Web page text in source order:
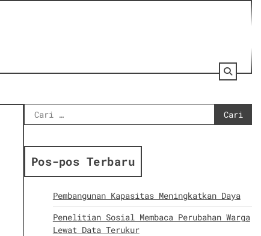
Cari
untuk:
Pos-pos Terbaru
Pembangunan Kapasitas Meningkatkan Daya
Penelitian Sosial Membaca Perubahan Warga
Lewat Data Terukur